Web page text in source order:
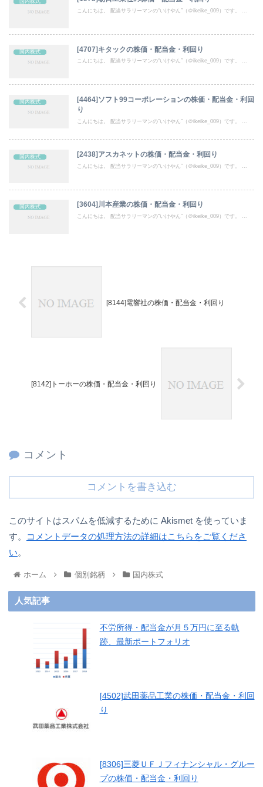
国内株式
こんにちは。 配当サラリーマンの“いけやん”（＠ikeike_009）です。 ...
国内株式 [4707]キタックの株価・配当金・利回り
こんにちは。 配当サラリーマンの“いけやん”（＠ikeike_009）です。 ...
国内株式
[4464]ソフト99コーポレーションの株価・配当金・利回
り
こんにちは。 配当サラリーマンの“いけやん”（＠ikeike_009）です。 ...
国内株式 [2438]アスカネットの株価・配当金・利回り
こんにちは。 配当サラリーマンの“いけやん”（＠ikeike_009）です。 ...
国内株式 [3604]川本産業の株価・配当金・利回り
こんにちは。 配当サラリーマンの“いけやん”（＠ikeike_009）です。 ...
[8144]電響社の株価・配当金・利回り
[8142]トーホーの株価・配当金・利回り
コメント
コメントを書き込む
このサイトはスパムを低減するために Akismet を使っていま
す。
コメントデータの処理方法の詳細はこちらをご覧くださ
い。
ホーム 個別銘柄 国内株式
人気記事
不労所得・配当金が月５万円に至る軌
跡、最新ポートフォリオ
[4502]武田薬品工業の株価・配当金・利回
り
[8306]三菱ＵＦＪフィナンシャル・グルー
プの株価・配当金・利回り